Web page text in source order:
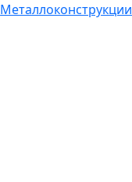
Металлоконструкции